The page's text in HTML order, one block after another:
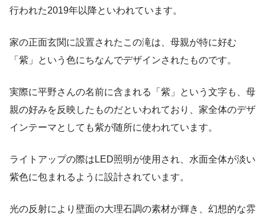
行われた2019年以降といわれています。
家の正面玄関に設置されたこの滝は、母親が特に好む
「紫」という色にちなんでデザインされたものです。
実際に平野さんの名前に含まれる「紫」という文字も、母
親の好みを反映したものだといわれており、家全体のデザ
インテーマとしても紫が随所に使われています。
ライトアップの際はLED照明が使用され、水面全体が淡い
紫色に包まれるように設計されています。
光の反射により壁面の大理石調の素材が輝き、幻想的な雰